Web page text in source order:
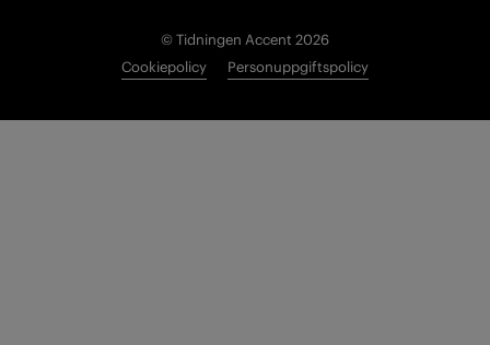
© Tidningen Accent 2026
Cookiepolicy
Personuppgiftspolicy